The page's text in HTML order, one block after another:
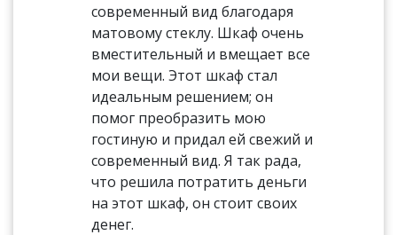
современный вид благодаря
матовому стеклу. Шкаф очень
вместительный и вмещает все
мои вещи. Этот шкаф стал
идеальным решением; он
помог преобразить мою
гостиную и придал ей свежий и
современный вид. Я так рада,
что решила потратить деньги
на этот шкаф, он стоит своих
денег.